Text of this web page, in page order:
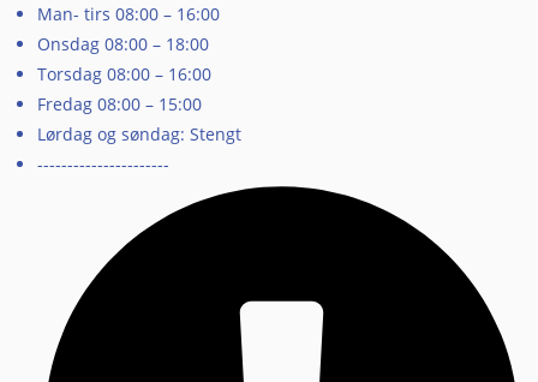
Man- tirs 08:00 – 16:00
Onsdag 08:00 – 18:00
Torsdag 08:00 – 16:00
Fredag 08:00 – 15:00
Lørdag og søndag: Stengt
----------------------